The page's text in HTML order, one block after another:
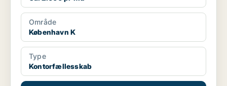
Område
København K
Type
Kontorfællesskab